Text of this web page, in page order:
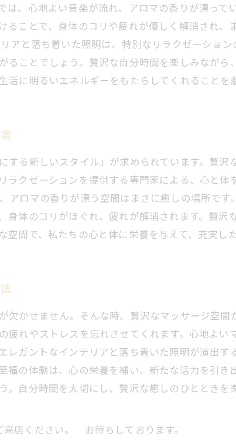
は、心地よい音楽が流れ、アロマの香りが漂っ
ることで、身体のコリや疲れが優しく解消され
アと落ち着いた照明は、特別なリラクゼーショ
ることでしょう。贅沢な自分時間を楽しみなが
に明るいエネルギーをもたらしてくれることを
する新しいスタイル」が求められています。贅
ラクゼーションを提供する専門家による、心と
アロマの香りが漂う空間はまさに癒しの場所で
体のコリがほぐれ、疲れが解消されます。贅沢
空間で、私たちの心と体に栄養を与えて、充実し
かせません。そんな時、贅沢なマッサージ空間
疲れやストレスを忘れさせてくれます。心地よ
レガントなインテリアと落ち着いた照明が演出
福の体験は、心の栄養を補い、新たな活力を引
自分時間を大切にし、贅沢な癒しのひとときを
店ください。 お待ちしております。